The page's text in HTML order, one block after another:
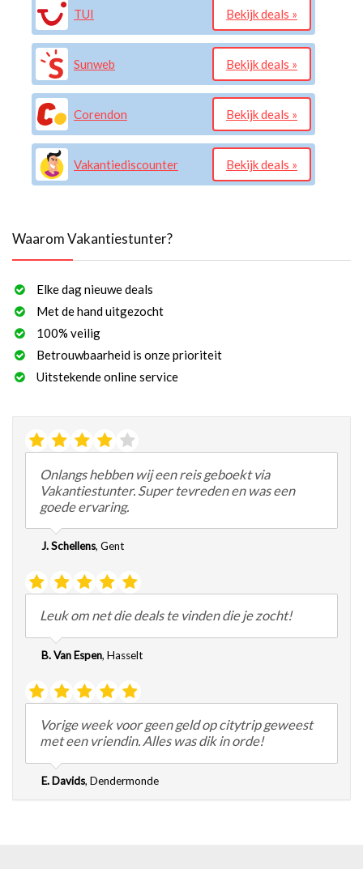
TUI Bekijk deals »
Sunweb Bekijk deals »
Corendon Bekijk deals »
Vakantiediscounter Bekijk deals »
Waarom Vakantiestunter?
Elke dag nieuwe deals
Met de hand uitgezocht
100% veilig
Betrouwbaarheid is onze prioriteit
Uitstekende online service
Onlangs hebben wij een reis geboekt via
Vakantiestunter. Super tevreden en was een
goede ervaring.
J. Schellens, Gent
Leuk om net die deals te vinden die je zocht!
B. Van Espen, Hasselt
Vorige week voor geen geld op citytrip geweest
met een vriendin. Alles was dik in orde!
E. Davids, Dendermonde